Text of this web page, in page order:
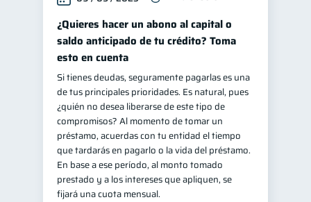
¿Quieres hacer un abono al capital o
saldo anticipado de tu crédito? Toma
esto en cuenta
Si tienes deudas, seguramente pagarlas es una
de tus principales prioridades. Es natural, pues
¿quién no desea liberarse de este tipo de
compromisos? Al momento de tomar un
préstamo, acuerdas con tu entidad el tiempo
que tardarás en pagarlo o la vida del préstamo.
En base a ese período, al monto tomado
prestado y a los intereses que apliquen, se
fijará una cuota mensual.